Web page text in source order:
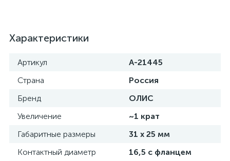
Характеристики
Артикул
А-21445
Страна
Россия
Бренд
ОЛИС
Увеличение
~1 крат
Габаритные размеры
31 x 25 мм
Контактный диаметр
16,5 с фланцем